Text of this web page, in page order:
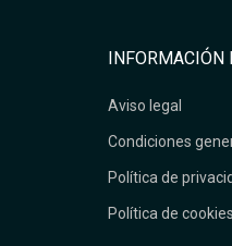
INFORMACIÓN
Aviso legal
Condiciones
Política de
Política de cookies